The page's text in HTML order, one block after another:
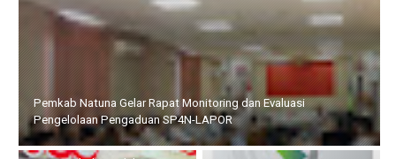
Resmi Dibuka Wakil Bupati, 32 Calon Paskibraka Karimun Mulai
Jalani Karantina dan Pemusatan Diklat 2026